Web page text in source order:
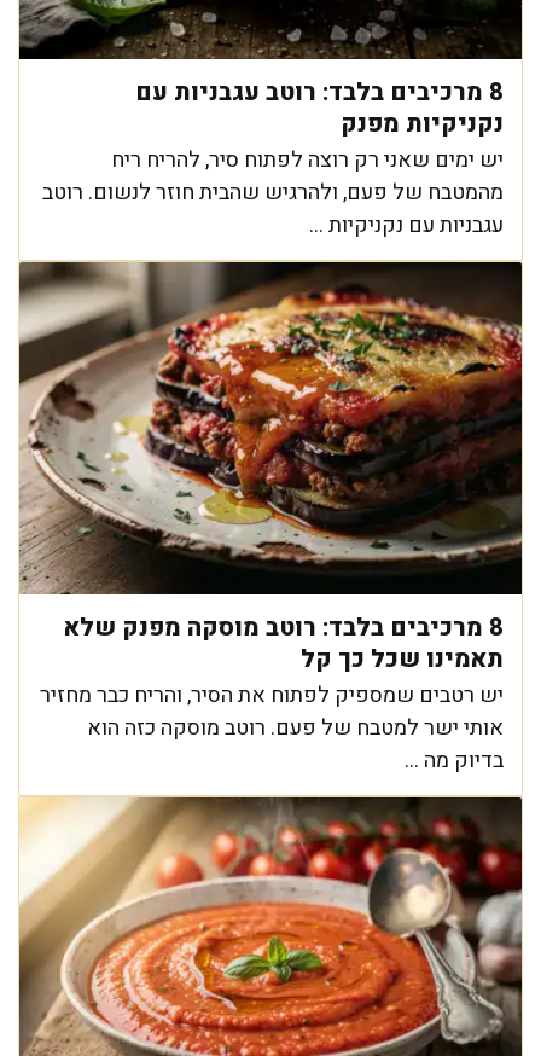
8 מרכיבים בלבד: רוטב עגבניות עם
נקניקיות מפנק
יש ימים שאני רק רוצה לפתוח סיר, להריח ריח
מהמטבח של פעם, ולהרגיש שהבית חוזר לנשום. רוטב
עגבניות עם נקניקיות ...
8 מרכיבים בלבד: רוטב מוסקה מפנק שלא
תאמינו שכל כך קל
יש רטבים שמספיק לפתוח את הסיר, והריח כבר מחזיר
אותי ישר למטבח של פעם. רוטב מוסקה כזה הוא
בדיוק מה ...